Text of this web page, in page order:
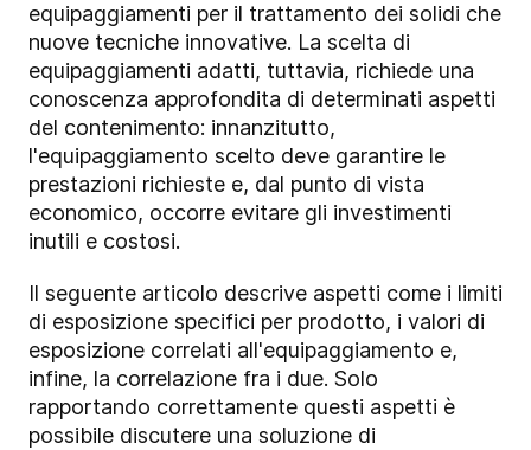
equipaggiamenti per il trattamento dei solidi che
nuove tecniche innovative. La scelta di
equipaggiamenti adatti, tuttavia, richiede una
conoscenza approfondita di determinati aspetti
del contenimento: innanzitutto,
l'equipaggiamento scelto deve garantire le
prestazioni richieste e, dal punto di vista
economico, occorre evitare gli investimenti
inutili e costosi.
Il seguente articolo descrive aspetti come i limiti
di esposizione specifici per prodotto, i valori di
esposizione correlati all'equipaggiamento e,
infine, la correlazione fra i due. Solo
rapportando correttamente questi aspetti è
possibile discutere una soluzione di